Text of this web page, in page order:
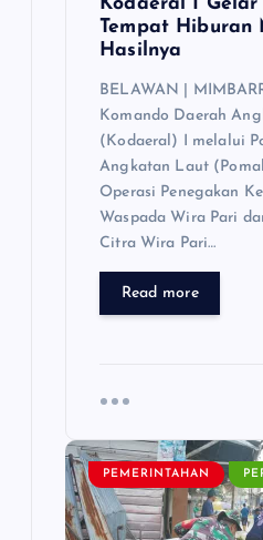
Tempat Hiburan
Hasilnya
BELAWAN |
Komando Daerah
(Kodaeral) I melalui
Angkatan Laut
Operasi Penegakan
Waspada Wira Pari
Citra Wira Pari…
Read more
PEMERINTAHAN